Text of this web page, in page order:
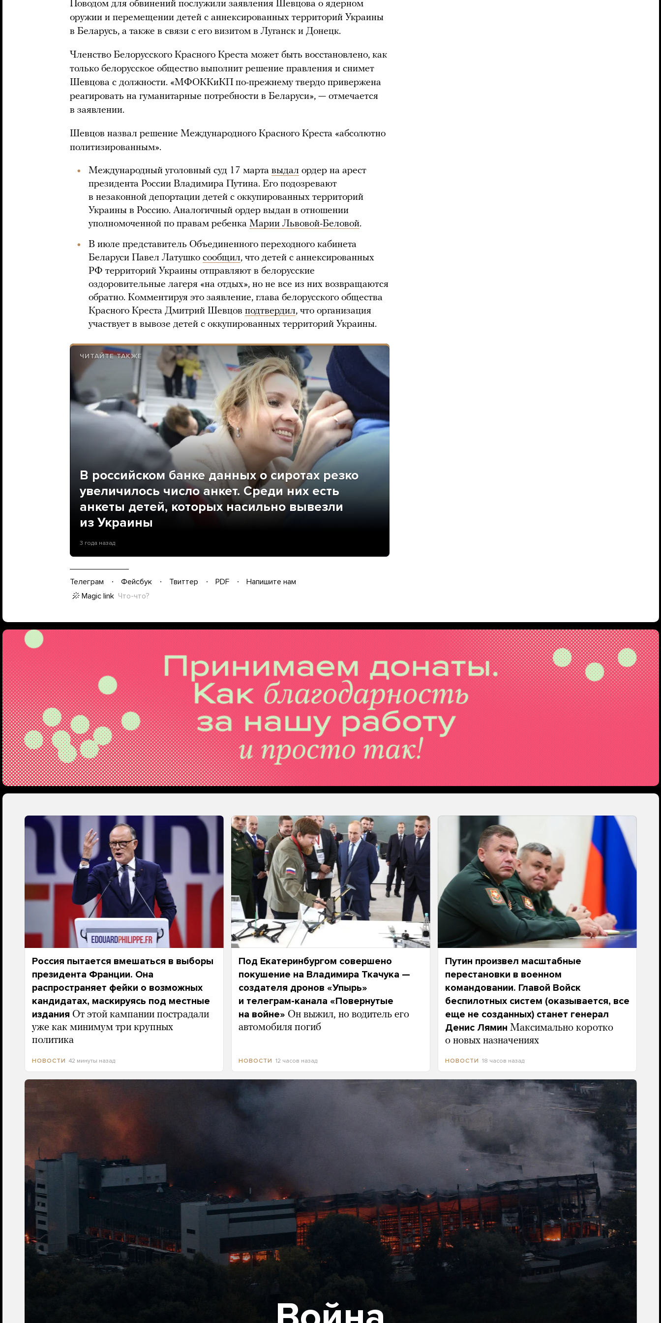
Поводом для обвинений послужили заявления Шевцова о ядерном
оружии и перемещении детей с аннексированных территорий Украины
в Беларусь, а также в связи с его визитом в Луганск и Донецк.
Членство Белорусского Красного Креста может быть восстановлено, как
только белорусское общество выполнит решение правления и снимет
Шевцова с должности. «МФОККиКП по-прежнему твердо привержена
реагировать на гуманитарные потребности в Беларуси», — отмечается
в заявлении.
Шевцов назвал решение Международного Красного Креста «абсолютно
политизированным».
Международный уголовный суд 17 марта выдал ордер на арест
президента России Владимира Путина. Его подозревают
в незаконной депортации детей с оккупированных территорий
Украины в Россию. Аналогичный ордер выдан в отношении
уполномоченной по правам ребенка Марии Львовой-Беловой.
В июле представитель Объединенного переходного кабинета
Беларуси Павел Латушко сообщил, что детей с аннексированных
РФ территорий Украины отправляют в белорусские
оздоровительные лагеря «на отдых», но не все из них возвращаются
обратно. Комментируя это заявление, глава белорусского общества
Красного Креста Дмитрий Шевцов подтвердил, что организация
участвует в вывозе детей с оккупированных территорий Украины.
ЧИТАЙТЕ ТАКЖЕ
В российском банке данных о сиротах резко
увеличилось число анкет. Среди них есть
анкеты детей, которых насильно вывезли
из Украины
3 года назад
Телеграм Фейсбук Твиттер PDF
Напишите нам
Magic link Что-что?
Россия пытается вмешаться в выборы
президента Франции. Она
распространяет фейки о возможных
кандидатах, маскируясь под местные
издания От этой кампании пострадали
уже как минимум три крупных
политика
НОВОСТИ 42 минуты назад
Под Екатеринбургом совершено
покушение на Владимира Ткачука —
создателя дронов «Упырь»
и телеграм-канала «Повернутые
на войне» Он выжил, но водитель его
автомобиля погиб
НОВОСТИ 12 часов назад
Путин произвел масштабные
перестановки в военном
командовании. Главой Войск
беспилотных систем (оказывается, все
еще не созданных) станет генерал
Денис Лямин Максимально коротко
о новых назначениях
НОВОСТИ 18 часов назад